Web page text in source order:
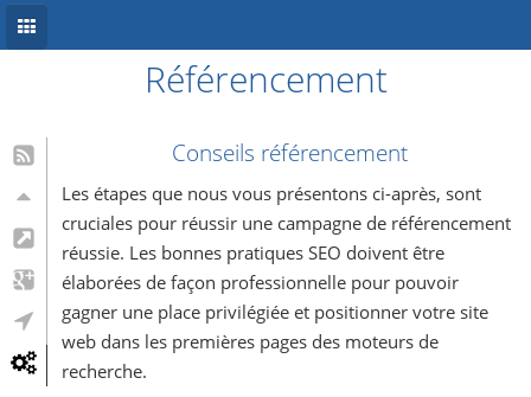
Développement mobile
Système d’information
Informations
Référencement
Conseils référencement
Les étapes que nous vous présentons ci-après, sont
cruciales pour réussir une campagne de référencement
réussie. Les bonnes pratiques SEO doivent être
élaborées de façon professionnelle pour pouvoir
gagner une place privilégiée et positionner votre site
web dans les premières pages des moteurs de
recherche.